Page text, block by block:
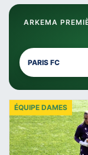
ARKEMA
PARIS FC
ÉQUIPE DAMES